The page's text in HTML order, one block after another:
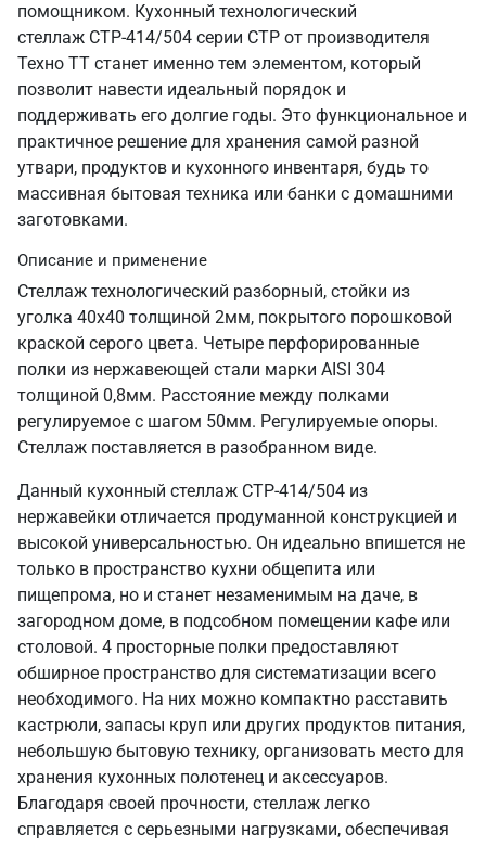
помощником. Кухонный технологический
стеллаж СТР-414/504 серии СТР от производителя
Техно ТТ станет именно тем элементом, который
позволит навести идеальный порядок и
поддерживать его долгие годы. Это функциональное и
практичное решение для хранения самой разной
утвари, продуктов и кухонного инвентаря, будь то
массивная бытовая техника или банки с домашними
заготовками.
Описание и применение
Стеллаж технологический разборный, стойки из
уголка 40х40 толщиной 2мм, покрытого порошковой
краской серого цвета. Четыре перфорированные
полки из нержавеющей стали марки AISI 304
толщиной 0,8мм. Расстояние между полками
регулируемое с шагом 50мм. Регулируемые опоры.
Стеллаж поставляется в разобранном виде.
Данный кухонный стеллаж СТР-414/504 из
нержавейки отличается продуманной конструкцией и
высокой универсальностью. Он идеально впишется не
только в пространство кухни общепита или
пищепрома, но и станет незаменимым на даче, в
загородном доме, в подсобном помещении кафе или
столовой. 4 просторные полки предоставляют
обширное пространство для систематизации всего
необходимого. На них можно компактно расставить
кастрюли, запасы круп или других продуктов питания,
небольшую бытовую технику, организовать место для
хранения кухонных полотенец и аксессуаров.
Благодаря своей прочности, стеллаж легко
справляется с серьезными нагрузками, обеспечивая